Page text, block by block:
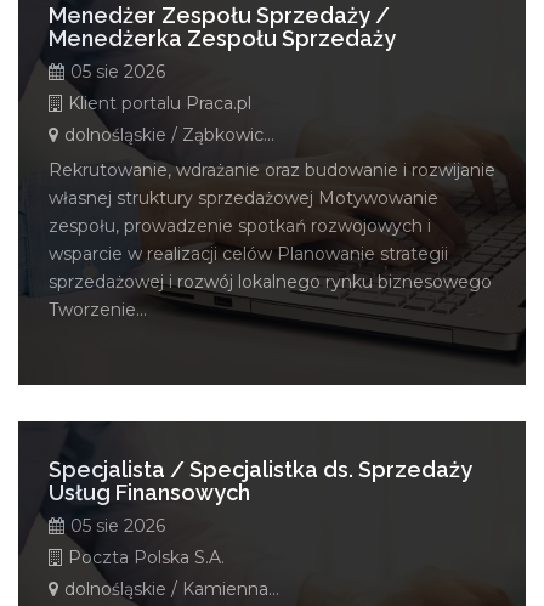
Menedżer Zespołu Sprzedaży /
Menedżerka Zespołu Sprzedaży
05 sie 2026
Klient portalu Praca.pl
dolnośląskie / Ząbkowice Śląskie
Rekrutowanie, wdrażanie oraz budowanie i rozwijanie
własnej struktury sprzedażowej Motywowanie
zespołu, prowadzenie spotkań rozwojowych i
wsparcie w realizacji celów Planowanie strategii
sprzedażowej i rozwój lokalnego rynku biznesowego
Tworzenie...
Specjalista / Specjalistka ds. Sprzedaży
Usług Finansowych
05 sie 2026
Poczta Polska S.A.
dolnośląskie / Kamienna Góra